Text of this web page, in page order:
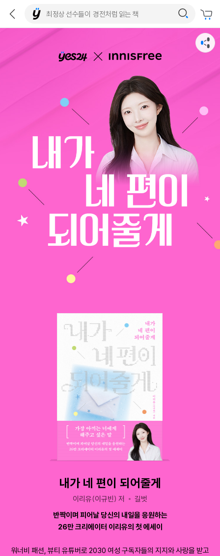
내가 네 편이 되어줄게
이리유(이규빈) 저
길벗
반짝이며 피어날 당신의 내일을 응원하는
26만 크리에이터 이리유의 첫 에세이
워너비 패션, 뷰티 유튜버로 2030 여성 구독자들의 지지와 사랑을 받고